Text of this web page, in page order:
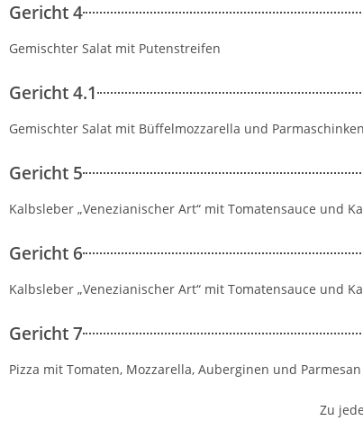
Gericht 4
Gemischter Salat mit Putenstreifen
Gericht 4.1
Gemischter Salat mit Büffelmozzarella und Parmaschinken
Gericht 5
Kalbsleber „Venezianischer Art“ mit Tomatensauce und
Gericht 6
Kalbsleber „Venezianischer Art“ mit Tomatensauce und
Gericht 7
Pizza mit Tomaten, Mozzarella, Auberginen und Parmesan
Zu